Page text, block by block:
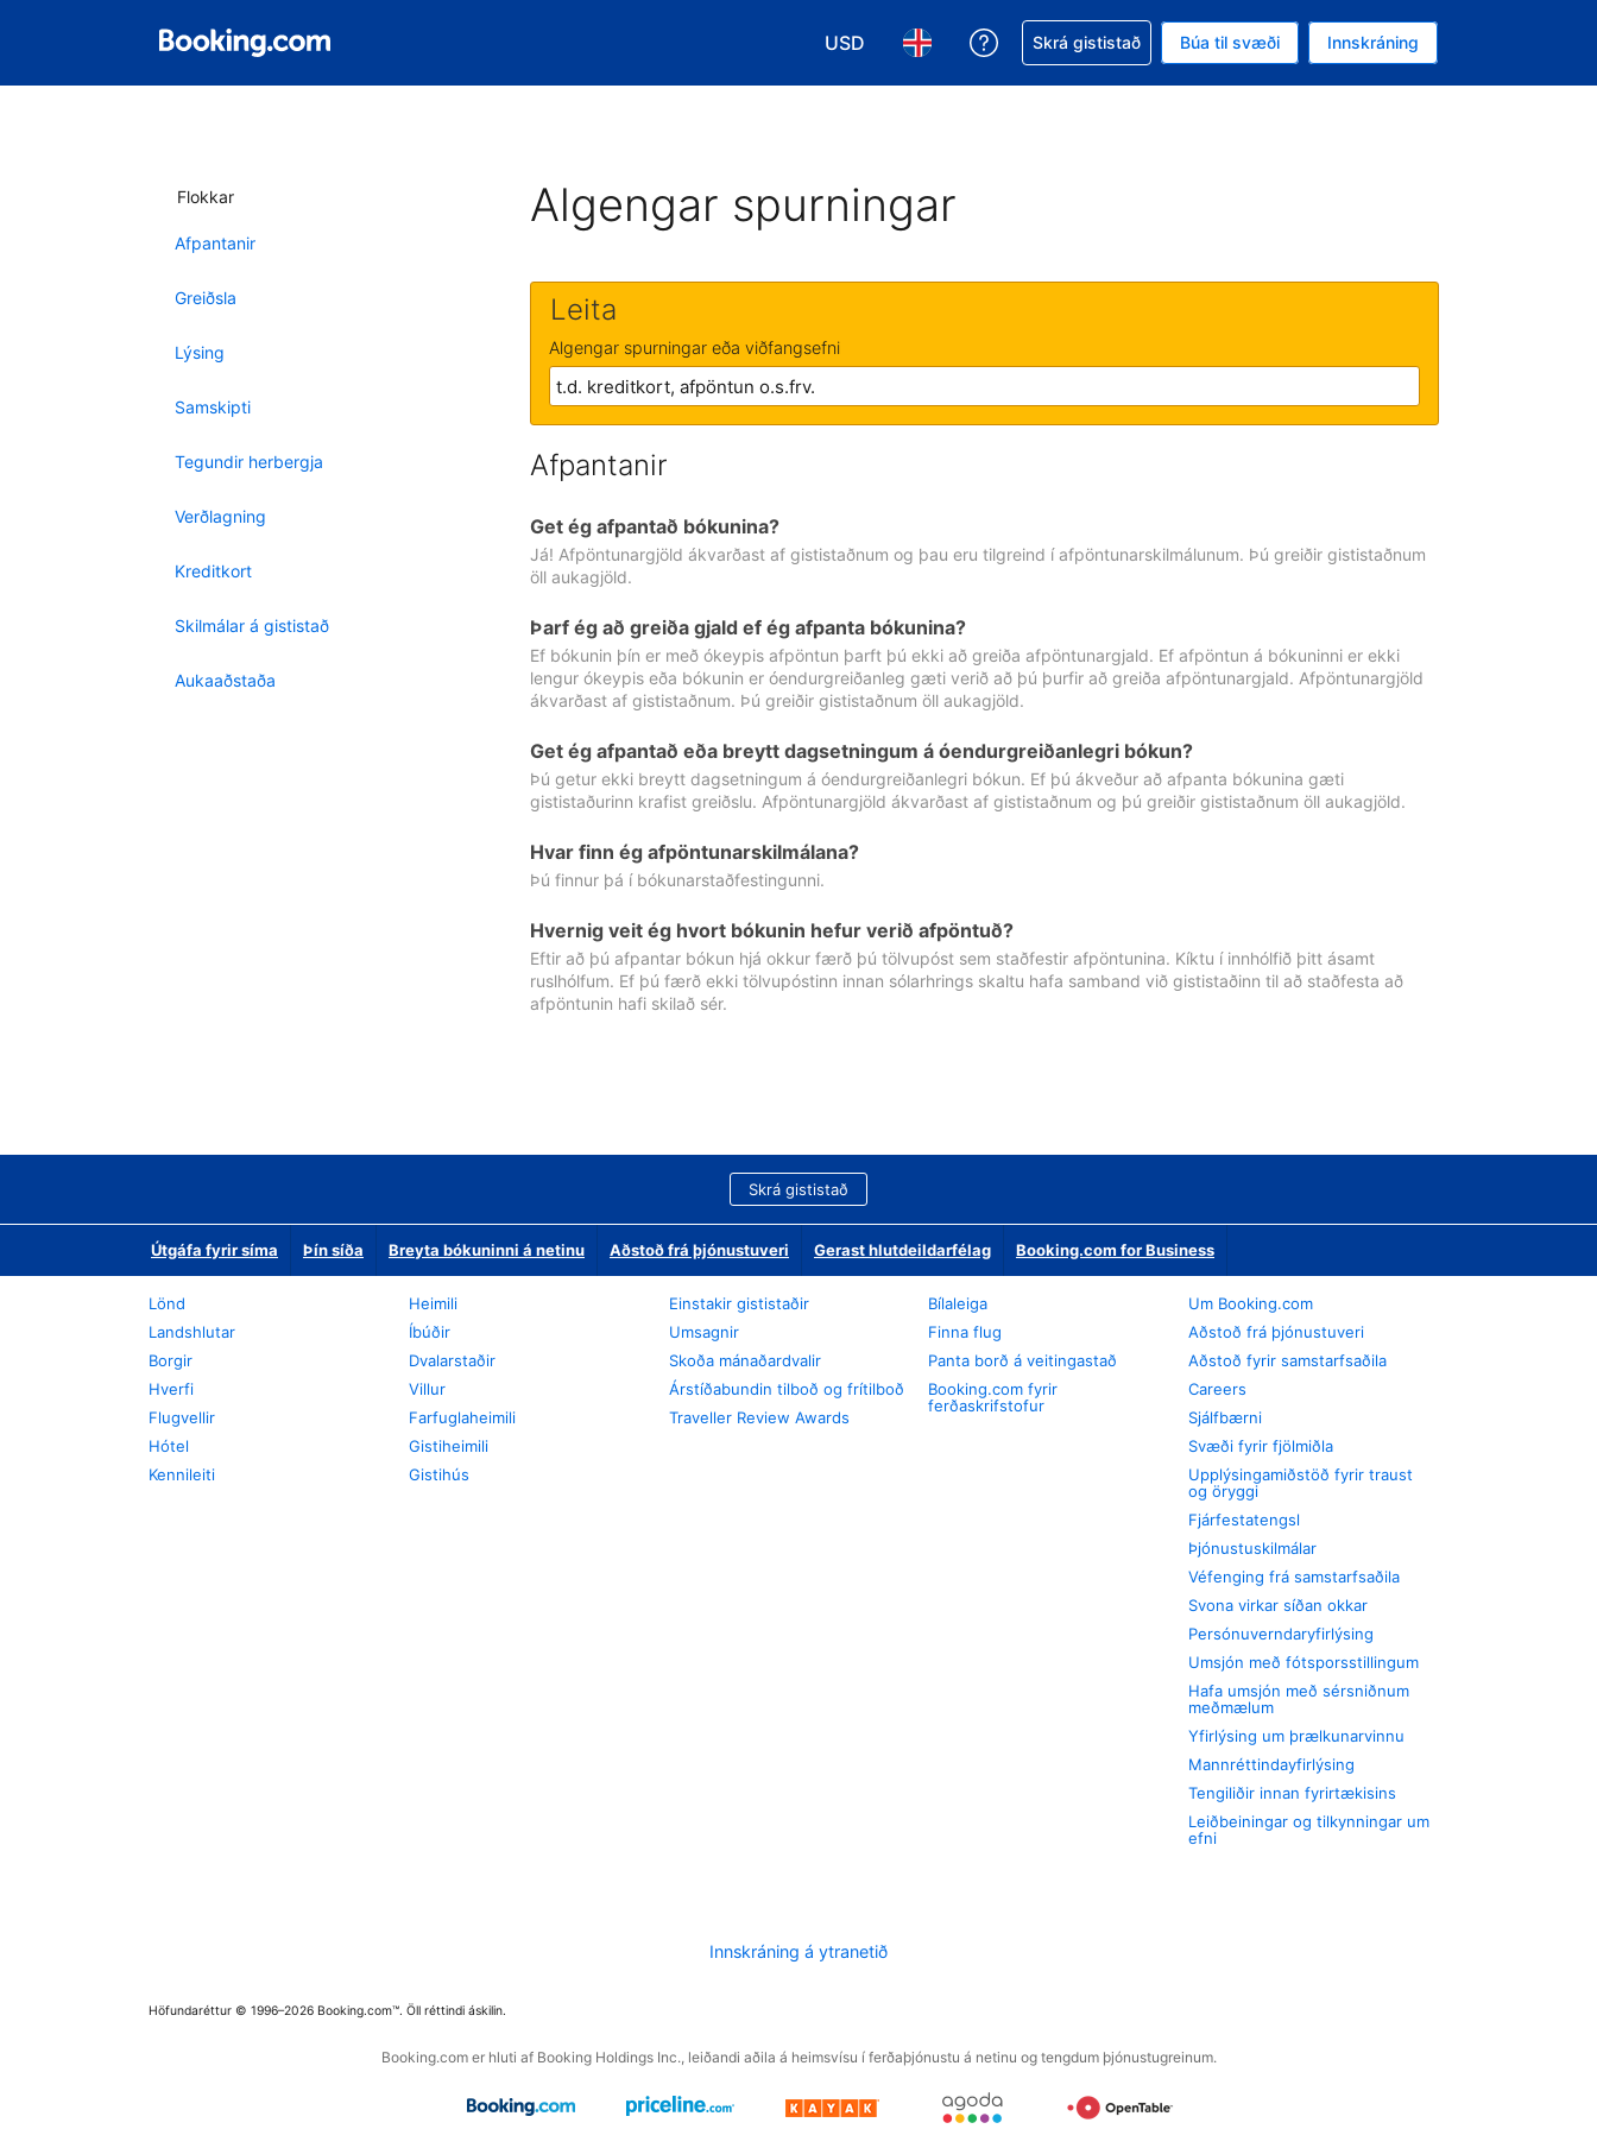
USD
Veldu gjaldmiðil. Í augnablikinu er gjaldmiðillinn Bandaríkjadalur
Veldu þitt tungumál. Í augnablikinu er tungumál þitt Íslensku
Fá aðstoð við bókunina
Skrá gististað Búa til svæði Innskráning
Flokkar
Afpantanir
Greiðsla
Lýsing
Samskipti
Tegundir herbergja
Verðlagning
Kreditkort
Skilmálar á gististað
Aukaaðstaða
Algengar spurningar
Leita
Algengar spurningar eða viðfangsefni
Afpantanir
Get ég afpantað bókunina?
Já! Afpöntunargjöld ákvarðast af gististaðnum og þau eru tilgreind í afpöntunarskilmálunum. Þú greiðir gististaðnum
öll aukagjöld.
Þarf ég að greiða gjald ef ég afpanta bókunina?
Ef bókunin þín er með ókeypis afpöntun þarft þú ekki að greiða afpöntunargjald. Ef afpöntun á bókuninni er ekki
lengur ókeypis eða bókunin er óendurgreiðanleg gæti verið að þú þurfir að greiða afpöntunargjald. Afpöntunargjöld
ákvarðast af gististaðnum. Þú greiðir gististaðnum öll aukagjöld.
Get ég afpantað eða breytt dagsetningum á óendurgreiðanlegri bókun?
Þú getur ekki breytt dagsetningum á óendurgreiðanlegri bókun. Ef þú ákveður að afpanta bókunina gæti
gististaðurinn krafist greiðslu. Afpöntunargjöld ákvarðast af gististaðnum og þú greiðir gististaðnum öll aukagjöld.
Hvar finn ég afpöntunarskilmálana?
Þú finnur þá í bókunarstaðfestingunni.
Hvernig veit ég hvort bókunin hefur verið afpöntuð?
Eftir að þú afpantar bókun hjá okkur færð þú tölvupóst sem staðfestir afpöntunina. Kíktu í innhólfið þitt ásamt
ruslhólfum. Ef þú færð ekki tölvupóstinn innan sólarhrings skaltu hafa samband við gististaðinn til að staðfesta að
afpöntunin hafi skilað sér.
Skrá gististað
Útgáfa fyrir síma Þín síða Breyta bókuninni á netinu Aðstoð frá þjónustuveri Gerast hlutdeildarfélag Booking.com for Business
Lönd
Landshlutar
Borgir
Hverfi
Flugvellir
Hótel
Kennileiti
Heimili
Íbúðir
Dvalarstaðir
Villur
Farfuglaheimili
Gistiheimili
Gistihús
Einstakir gististaðir
Umsagnir
Skoða mánaðardvalir
Árstíðabundin tilboð og frítilboð
Traveller Review Awards
Bílaleiga
Finna flug
Panta borð á veitingastað
Booking.com fyrir
ferðaskrifstofur
Um Booking.com
Aðstoð frá þjónustuveri
Aðstoð fyrir samstarfsaðila
Careers
Sjálfbærni
Svæði fyrir fjölmiðla
Upplýsingamiðstöð fyrir traust
og öryggi
Fjárfestatengsl
Þjónustuskilmálar
Véfenging frá samstarfsaðila
Svona virkar síðan okkar
Persónuverndaryfirlýsing
Umsjón með fótsporsstillingum
Hafa umsjón með sérsniðnum
meðmælum
Yfirlýsing um þrælkunarvinnu
Mannréttindayfirlýsing
Tengiliðir innan fyrirtækisins
Leiðbeiningar og tilkynningar um
efni
Innskráning á ytranetið
Höfundaréttur © 1996–2026 Booking.com™. Öll réttindi áskilin.
Booking.com er hluti af Booking Holdings Inc., leiðandi aðila á heimsvísu í ferðaþjónustu á netinu og tengdum þjónustugreinum.